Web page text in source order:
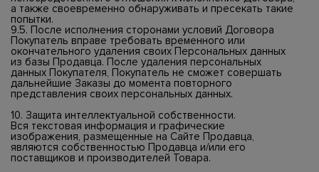
а также своевременно обнаруживать и пресекать такие
попытки.
9.5. После исполнения сторонами условий Договора
Покупатель вправе требовать временного или
окончательного удаления своих Персональных данных
из базы Продавца. После удаления персональных
данных Покупателя, Покупатель не сможет совершать
дальнейшие Заказы до момента повторного
представления своих персональных данных.
10. Защита интеллектуальной собственности.
Вся текстовая информация и графические
изображения, размещенные на Сайте Продавца,
являются собственностью Продавца и/или его
поставщиков и производителей Товара.